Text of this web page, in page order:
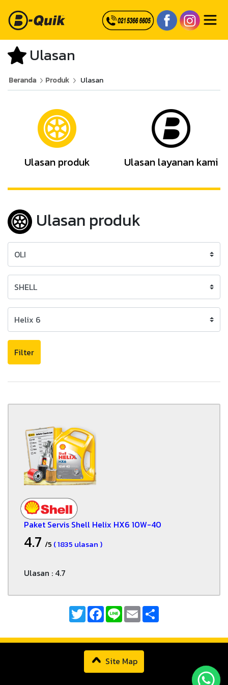
Ulasan
Beranda Produk Ulasan
Ulasan produk Ulasan layanan kami
Ulasan produk
Filter
Paket Servis Shell Helix HX6 10W-40
4.7 /5 ( 1835 ulasan )
Ulasan : 4.7
TwitterFacebook
Line Email
Site Map